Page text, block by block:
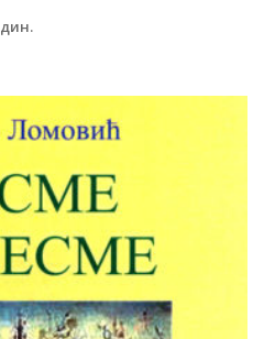
дин.